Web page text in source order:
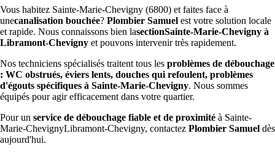
Vous habitez Sainte-Marie-Chevigny (6800) et faites face à
unecanalisation bouchée? Plombier Samuel est votre solution locale
et rapide. Nous connaissons bien lasectionSainte-Marie-Chevigny à
Libramont-Chevigny et pouvons intervenir très rapidement.
Nos techniciens spécialisés traitent tous les problèmes de débouchage
: WC obstrués, éviers lents, douches qui refoulent, problèmes
d'égouts spécifiques à Sainte-Marie-Chevigny. Nous sommes
équipés pour agir efficacement dans votre quartier.
Pour un service de débouchage fiable et de proximité à Sainte-
Marie-ChevignyLibramont-Chevigny, contactez Plombier Samuel dès
aujourd'hui.